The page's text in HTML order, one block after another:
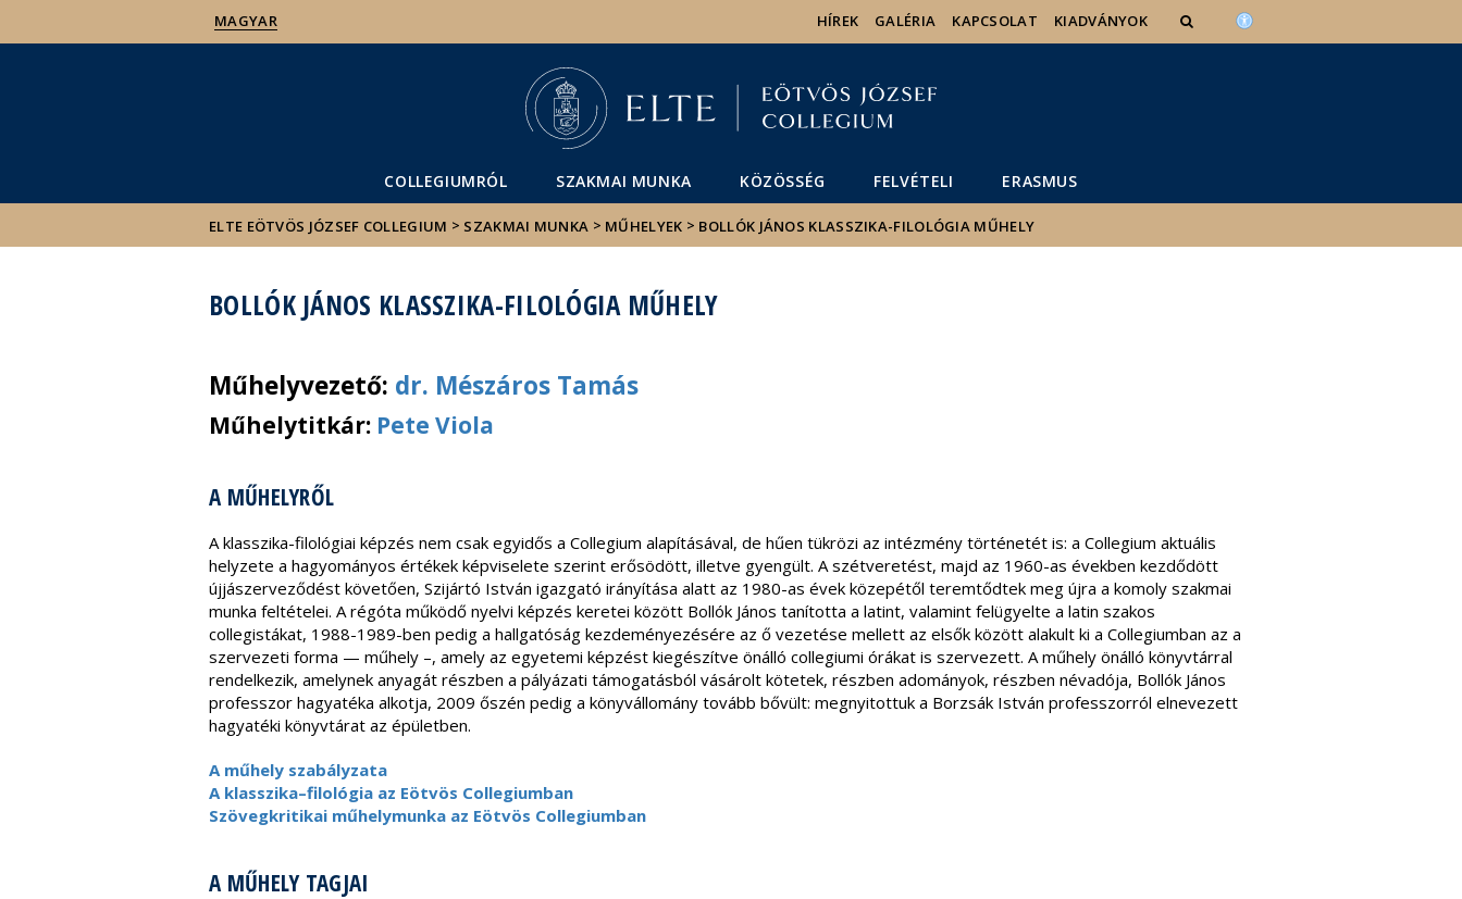
MAGYAR HÍREK GALÉRIA KAPCSOLAT KIADVÁNYOK
COLLEGIUMRÓL SZAKMAI MUNKA KÖZÖSSÉG FELVÉTELI ERASMUS
ELTE EÖTVÖS JÓZSEF COLLEGIUM > SZAKMAI MUNKA > MŰHELYEK > BOLLÓK JÁNOS KLASSZIKA-FILOLÓGIA MŰHELY
BOLLÓK JÁNOS KLASSZIKA-FILOLÓGIA MŰHELY
Műhelyvezető: dr. Mészáros Tamás
Műhelytitkár: Pete Viola
A MŰHELYRŐL
A klasszika-filológiai képzés nem csak egyidős a Collegium alapításával, de hűen tükrözi az intézmény történetét is: a Collegium aktuális
helyzete a hagyományos értékek képviselete szerint erősödött, illetve gyengült. A szétveretést, majd az 1960-as években kezdődött
újjászerveződést követően, Szijártó István igazgató irányítása alatt az 1980-as évek közepétől teremtődtek meg újra a komoly szakmai
munka feltételei. A régóta működő nyelvi képzés keretei között Bollók János tanította a latint, valamint felügyelte a latin szakos
collegistákat, 1988-1989-ben pedig a hallgatóság kezdeményezésére az ő vezetése mellett az elsők között alakult ki a Collegiumban az a
szervezeti forma — műhely –, amely az egyetemi képzést kiegészítve önálló collegiumi órákat is szervezett. A műhely önálló könyvtárral
rendelkezik, amelynek anyagát részben a pályázati támogatásból vásárolt kötetek, részben adományok, részben névadója, Bollók János
professzor hagyatéka alkotja, 2009 őszén pedig a könyvállomány tovább bővült: megnyitottuk a Borzsák István professzorról elnevezett
hagyatéki könyvtárat az épületben.
A műhely szabályzata
A klasszika–filológia az Eötvös Collegiumban
Szövegkritikai műhelymunka az Eötvös Collegiumban
A MŰHELY TAGJAI